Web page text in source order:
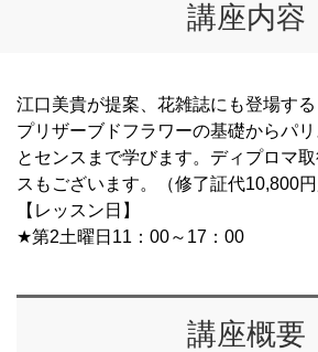
講座内容
江口美貴が提案、花雑誌にも登場する
プリザーブドフラワーの基礎からパ
とセンスまで学びます。ディプロマ
スもございます。（修了証代10,800円
【レッスン日】
★第2土曜日11：00～17：00
講座概要